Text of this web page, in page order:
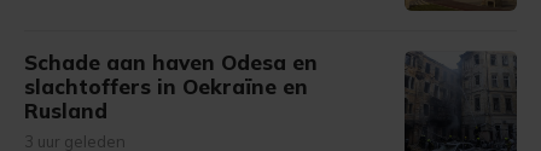
Schade aan haven Odesa en
slachtoffers in Oekraïne en
Rusland
3 uur geleden